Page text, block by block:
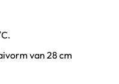
vinkenvan 28 cm